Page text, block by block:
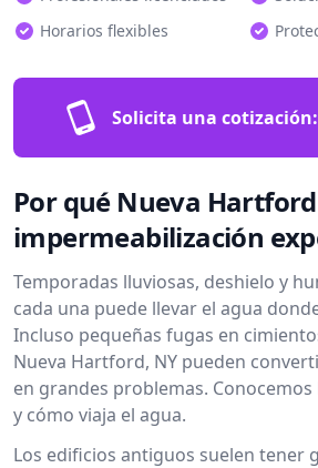
Horarios flexibles
Solicita una cotización:
Por qué Nueva
impermeabilización
Temporadas lluviosas, deshielo y
cada una puede llevar el agua
Incluso pequeñas fugas en
Nueva Hartford, NY pueden
en grandes problemas.
y cómo viaja el agua.
Los edificios antiguos suelen tener